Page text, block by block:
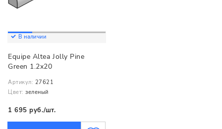
В наличии
Equipe Altea Jolly Pine
Green 1.2x20
Артикул: 27621
Цвет: зеленый
1 695 руб./шт.